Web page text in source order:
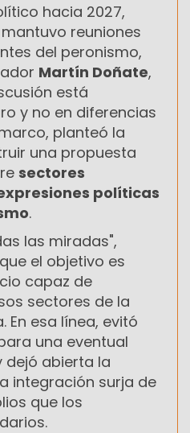
hacia 2027,
reuniones
del peronismo,
Martín Doñate,
está
y no en diferencias
planteó la
una propuesta
sectores
políticas
.
las miradas",
el objetivo es
capaz de
sectores de la
En esa línea, evitó
una eventual
dejó abierta la
integración surja de
que los